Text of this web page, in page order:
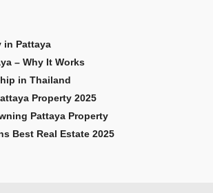
in Pattaya
– Why It Works
in Thailand
Property 2025
Pattaya Property
Best Real Estate 2025